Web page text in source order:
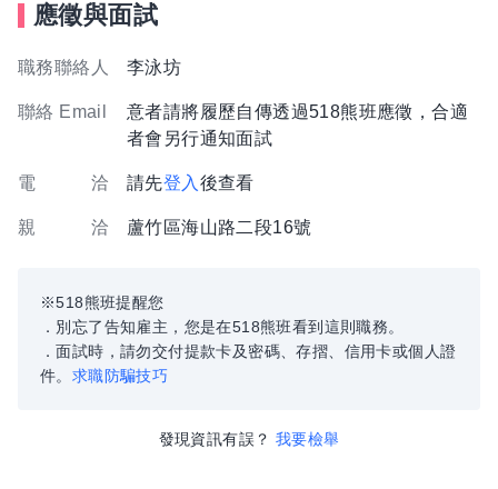
應徵與面試
職務聯絡人 李泳坊
聯絡 Email
意者請將履歷自傳透過518熊班應徵，合適
者會另行通知面試
電 洽 請先登入 後查看
親 洽 蘆竹區海山路二段16號
※518熊班提醒您
．別忘了告知雇主，您是在518熊班看到這則職務。
．面試時，請勿交付提款卡及密碼、存摺、信用卡或個人證
件。 求職防騙技巧
發現資訊有誤？ 我要檢舉